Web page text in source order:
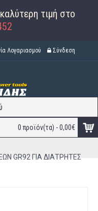
τιμή στο
Λογαριασμού Σύνδεση
0 προϊόν(τα) - 0,00€
GR92 ΓΙΑ ΔΙΑΤΡΗΤΕΣ